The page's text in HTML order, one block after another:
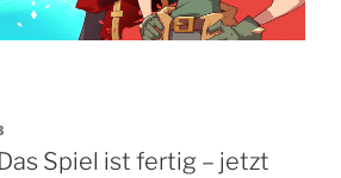
Spiel ist fertig – jetzt